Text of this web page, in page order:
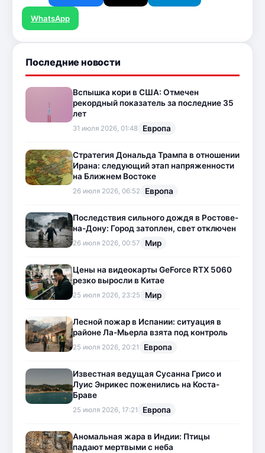
WhatsApp
Последние новости
Вспышка кори в США: Отмечен
рекордный показатель за последние 35
лет
31 июля 2026, 01:48 Европа
Стратегия Дональда Трампа в отношении
Ирана: следующий этап напряженности
на Ближнем Востоке
26 июля 2026, 06:52 Европа
Последствия сильного дождя в Ростове-
на-Дону: Город затоплен, свет отключен
26 июля 2026, 00:57 Мир
Цены на видеокарты GeForce RTX 5060
резко выросли в Китае
25 июля 2026, 23:25 Мир
Лесной пожар в Испании: ситуация в
районе Ла-Мьерла взята под контроль
25 июля 2026, 20:21 Европа
Известная ведущая Сусанна Грисо и
Луис Энрикес поженились на Коста-
Браве
25 июля 2026, 17:21 Европа
Аномальная жара в Индии: Птицы
падают мертвыми с неба